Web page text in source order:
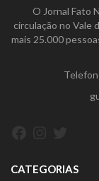
O Jornal Fato
circulação no Vale
mais 25.000
CATEGORIAS